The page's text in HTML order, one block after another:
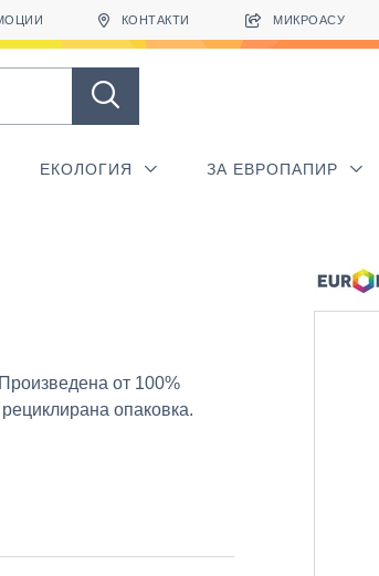
КОНТАКТИ МИКРОАСУ
ЕКОЛОГИЯ ЗА ЕВРОПАПИР
от 100%
опаковка.